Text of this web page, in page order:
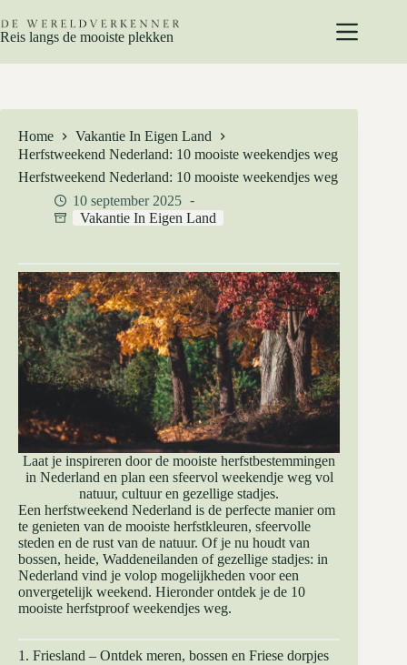
naar
de
Reis langs de mooiste plekken
Home
Vakantie In Eigen Land
Herfstweekend Nederland: 10 mooiste weekendjes weg
Herfstweekend Nederland: 10 mooiste weekendjes weg
10 september 2025
Vakantie In Eigen Land
Laat je inspireren door de mooiste herfstbestemmingen
in Nederland en plan een sfeervol weekendje weg vol
natuur, cultuur en gezellige stadjes.
Een herfstweekend Nederland is de perfecte manier om
te genieten van de mooiste herfstkleuren, sfeervolle
steden en de rust van de natuur. Of je nu houdt van
bossen, heide, Waddeneilanden of gezellige stadjes: in
Nederland vind je volop mogelijkheden voor een
onvergetelijk weekend. Hieronder ontdek je de 10
mooiste herfstproof weekendjes weg.
1. Friesland – Ontdek meren, bossen en Friese dorpjes